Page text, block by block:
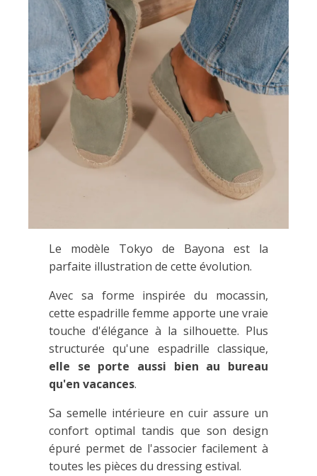
Le modèle Tokyo de Bayona est la
parfaite illustration de cette évolution.
Avec sa forme inspirée du mocassin,
cette espadrille femme apporte une vraie
touche d'élégance à la silhouette. Plus
structurée qu'une espadrille classique,
elle se porte aussi bien au bureau
qu'en vacances.
Sa semelle intérieure en cuir assure un
confort optimal tandis que son design
épuré permet de l'associer facilement à
toutes les pièces du dressing estival.